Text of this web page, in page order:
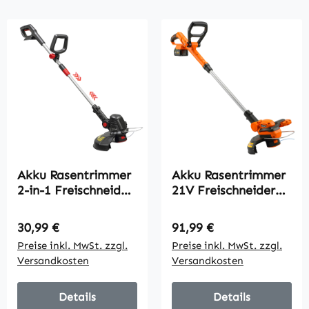
Akku Rasentrimmer
2-in-1 Freischneider
Schnittbreite
Verstellbar Griff
neigbar Motorkopf
für Garten Hof Silber
Regulärer Preis:
30,99 €
Preise inkl. MwSt. zzgl.
Versandkosten
Details
Akku Rasentrimmer
21V Freischneider
Ladegerät 25 cm
Schnittbreite
Verstellbarer
Teleskop-Griff
Regulärer Preis:
91,99 €
Preise inkl. MwSt. zzgl.
Versandkosten
Details